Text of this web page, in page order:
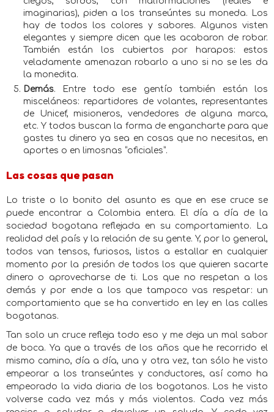
imaginarias), piden a los transeúntes su moneda. Los
hay de todos los colores y sabores. Algunos visten
elegantes y siempre dicen que les acabaron de robar.
También están los cubiertos por harapos: estos
veladamente amenazan robarlo a uno si no se les da
la monedita.
Demás. Entre todo ese gentío también están los
misceláneos: repartidores de volantes, representantes
de Unicef, misioneros, vendedores de alguna marca,
etc. Y todos buscan la forma de engancharte para que
gastes tu dinero ya sea en cosas que no necesitas, en
aportes o en limosnas “oficiales”.
Las cosas que pasan
Lo triste o lo bonito del asunto es que en ese cruce se
puede encontrar a Colombia entera. El día a día de la
sociedad bogotana reflejada en su comportamiento. La
realidad del país y la relación de su gente. Y, por lo general,
todos van tensos, furiosos, listos a estallar en cualquier
momento por la presión de todos los que quieren sacarte
dinero o aprovecharse de ti. Los que no respetan a los
demás y por ende a los que tampoco vas respetar: un
comportamiento que se ha convertido en ley en las calles
bogotanas.
Tan solo un cruce refleja todo eso y me deja un mal sabor
de boca. Ya que a través de los años que he recorrido el
mismo camino, día a día, una y otra vez, tan sólo he visto
empeorar a los transeúntes y conductores, así como ha
empeorado la vida diaria de los bogotanos. Los he visto
volverse cada vez más y más violentos. Cada vez más